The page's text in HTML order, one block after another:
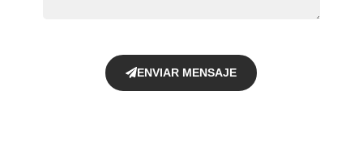
ENVIAR MENSAJE